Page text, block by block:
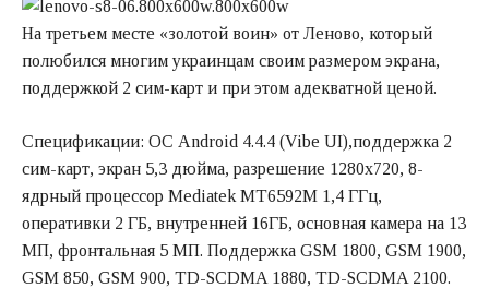
На третьем месте «золотой воин» от Леново, который
полюбился многим украинцам своим размером экрана,
поддержкой 2 сим-карт и при этом адекватной ценой.
Спецификации: ОС Android 4.4.4 (Vibe UI),поддержка 2
сим-карт, экран 5,3 дюйма, разрешение 1280х720, 8-
ядрный процессор Mediatek MT6592M 1,4 ГГц,
оперативки 2 ГБ, внутренней 16ГБ, основная камера на 13
МП, фронтальная 5 МП. Поддержка GSM 1800, GSM 1900,
GSM 850, GSM 900, TD-SCDMA 1880, TD-SCDMA 2100.